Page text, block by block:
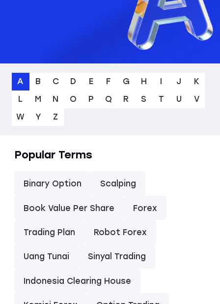
A B C D E F G H I J
K
L
M N O P Q R S T U
V
W
Y Z
Popular Terms
Binary Option Scalping
Book Value Per Share Forex
Trading Plan Robot Forex
Uang Tunai Sinyal Trading
Indonesia Clearing House